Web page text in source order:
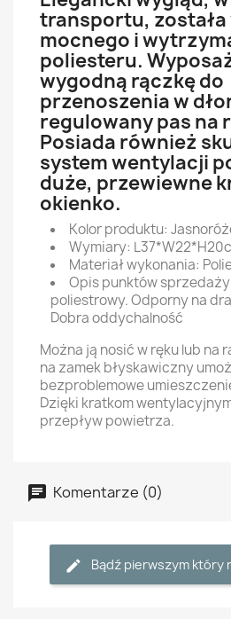
transportu, została
mocnego i
poliesteru.
wygodną rączkę do
przenoszenia w
regulowany pas na
Posiada również
system wentylacji
duże, przewiewne
okienko.
Kolor produktu:
Wymiary:
Materiał wykonania:
Opis punktów
poliestrowy. Odporny na
Dobra oddychalność
Można ją nosić w ręku lub na
na zamek błyskawiczny
bezproblemowe
Dzięki kratkom
przepływ powietrza.
Komentarze (0)
Bądź pierwszym który